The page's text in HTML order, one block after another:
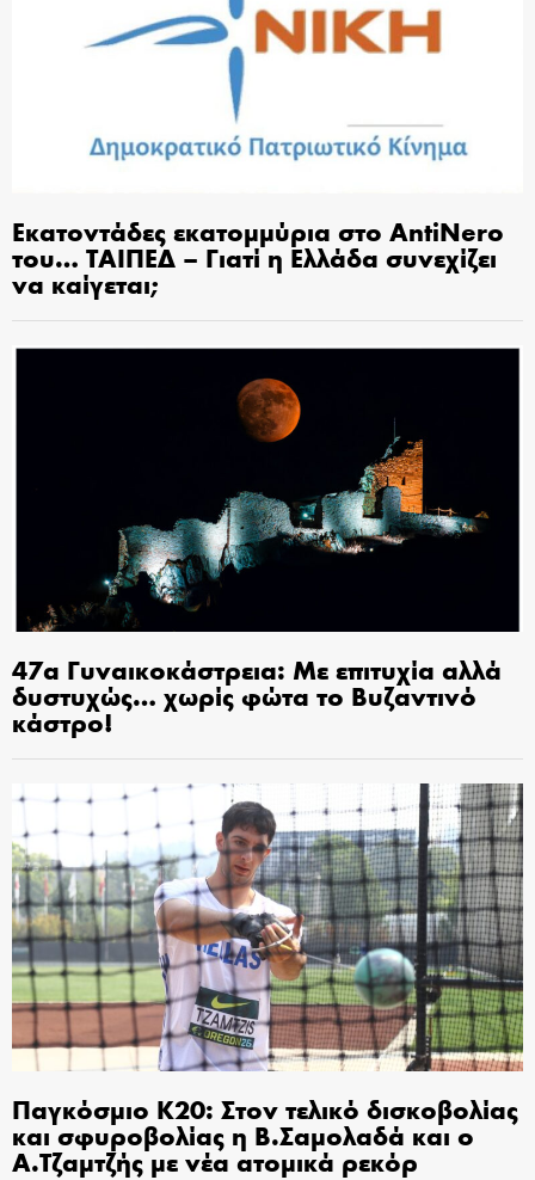
Εκατοντάδες εκατομμύρια στο AntiNero
του… ΤΑΙΠΕΔ – Γιατί η Ελλάδα συνεχίζει
να καίγεται;
47α Γυναικοκάστρεια: Με επιτυχία αλλά
δυστυχώς… χωρίς φώτα το Βυζαντινό
κάστρο!
Παγκόσμιο Κ20: Στον τελικό δισκοβολίας
και σφυροβολίας η Β.Σαμολαδά και ο
Α.Τζαμτζής με νέα ατομικά ρεκόρ